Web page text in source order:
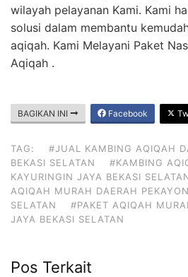
wilayah pelayanan Kami. Kami
solusi dalam membantu
aqiqah. Kami Melayani Paket
Aqiqah .
BAGIKAN INI Facebook
TAG:
#JUAL KAMBING AQIQAH
BEKASI SELATAN
#KAMBING
KAYURINGIN JAYA BEKASI
AQIQAH MURAH DAERAH
SELATAN
#PAKET AQIQAH
JAYA BEKASI SELATAN
Pos Terkait